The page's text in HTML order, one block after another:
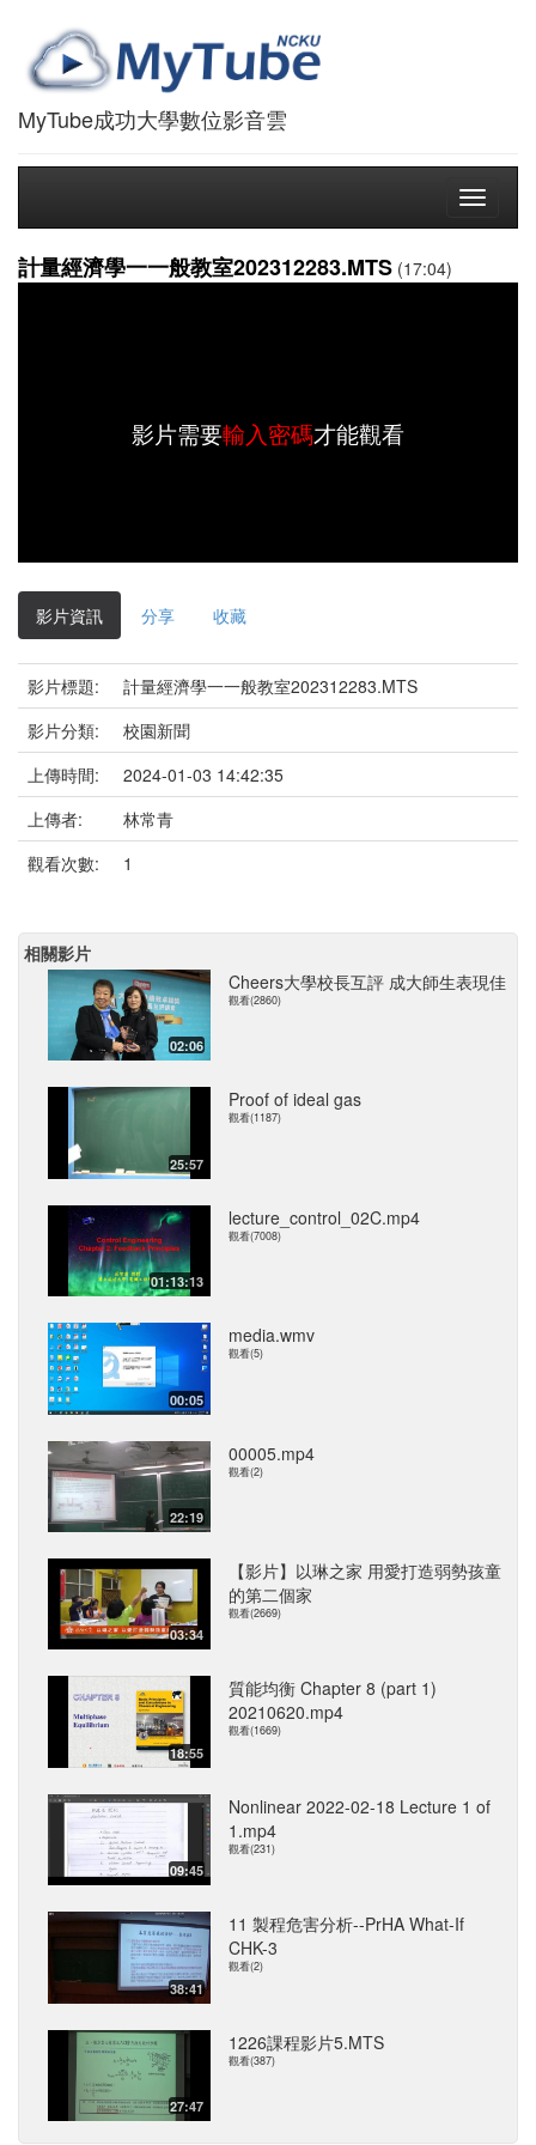
MyTube成功大學數位影音雲
Toggle
計量經濟學一一般教室202312283.MTS (17:04)
影片需要輸入密碼才能觀看
影片資訊 分享 收藏
影片標題:
計量經濟學一一般教室202312283.MTS
影片分類:
校園新聞
上傳時間:
2024-01-03 14:42:35
上傳者:
林常青
觀看次數:
1
相關影片
02:06
Cheers大學校長互評 成大師生表現佳
觀看(2860)
25:57
Proof of ideal gas
觀看(1187)
01:13:13
lecture_control_02C.mp4
觀看(7008)
00:05
media.wmv
觀看(5)
22:19
00005.mp4
觀看(2)
03:34
【影片】以琳之家 用愛打造弱勢孩童
的第二個家
觀看(2669)
18:55
質能均衡 Chapter 8 (part 1)
20210620.mp4
觀看(1669)
09:45
Nonlinear 2022-02-18 Lecture 1 of
1.mp4
觀看(231)
38:41
11 製程危害分析--PrHA What-If
CHK-3
觀看(2)
27:47
1226課程影片5.MTS
觀看(387)